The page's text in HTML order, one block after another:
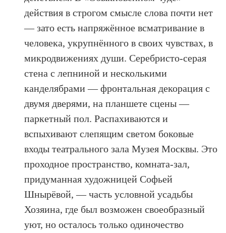
действия в строгом смысле слова почти нет
— зато есть напряжённое всматривание в
человека, укрупнённого в своих чувствах, в
микродвижениях души. Серебристо-серая
стена с лепниной и несколькими
канделябрами — фронтальная декорация с
двумя дверями, на планшете сцены —
паркетный пол. Распахиваются и
вспыхивают слепящим светом боковые
входы театрального зала Музея Москвы. Это
проходное пространство, комната-зал,
придуманная художницей Софьей
Шнырёвой, — часть условной усадьбы
Хозяина, где был возможен своеобразный
уют, но осталось только одиночество